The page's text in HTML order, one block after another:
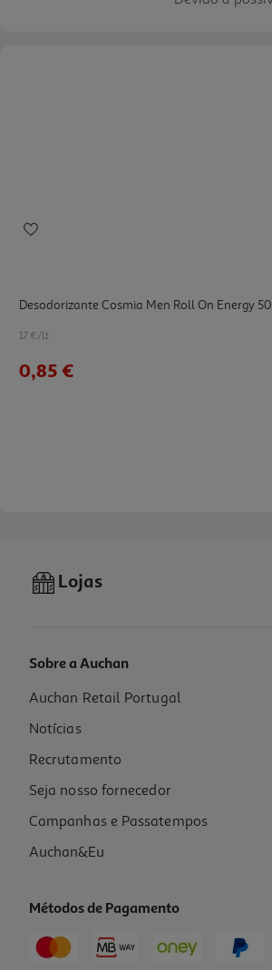
Desodorizante Cosmia Men Roll On Energy
17 €/Lt
0,85 €
Desodorizante Cosmia Men Roll On Sem
17 €/Lt
0,85 €
Lojas
Sobre a Auchan
Auchan Retail Portugal
Notícias
Recrutamento
Seja nosso fornecedor
Campanhas e Passatempos
Auchan&Eu
Métodos de Pagamento